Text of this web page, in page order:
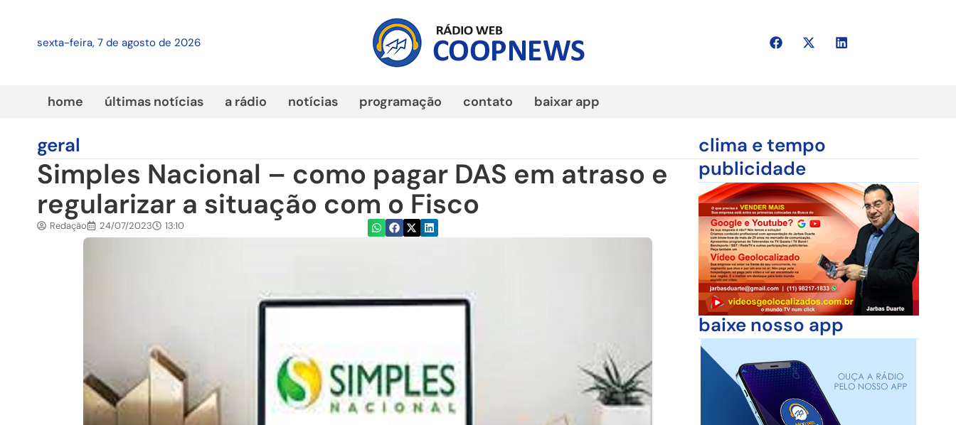
sexta-feira, 7 de agosto de 2026
home últimas notícias a rádio notícias programação contato baixar app
geral
Simples Nacional – como pagar DAS em atraso e
regularizar a situação com o Fisco
Redação 24/07/2023 13:10
clima e tempo
publicidade
baixe nosso app